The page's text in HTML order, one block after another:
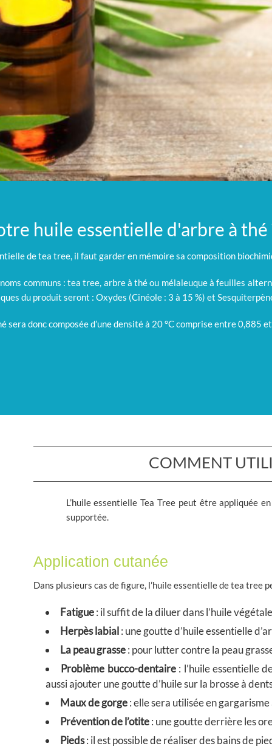
huile essentielle d'arbre à thé
de tea tree, il faut garder en mémoire sa composition
communs : tea tree, arbre à thé ou mélaleuque à feuilles
du produit seront : Oxydes (Cinéole : 3 à 15 %) et
sera donc composée d’une densité à 20 °C comprise entre
COMMENT
L’huile essentielle Tea Tree peut être appliquée
supportée.
Application cutanée
Dans plusieurs cas de figure, l’huile essentielle de tea tree
Fatigue: il suffit de la diluer dans l’huile
Herpès labial: une goutte d’huile essentielle
La peau grasse: pour lutter contre la peau
Problème bucco-dentaire: l’huile essentielle
aussi ajouter une goutte d’huile sur la brosse à
Maux de gorge: elle sera utilisée en gargarisme
Prévention de l’otite: une goutte derrière les
Pieds: il est possible de réaliser des bains de